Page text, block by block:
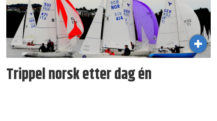
Trippel norsk etter dag én